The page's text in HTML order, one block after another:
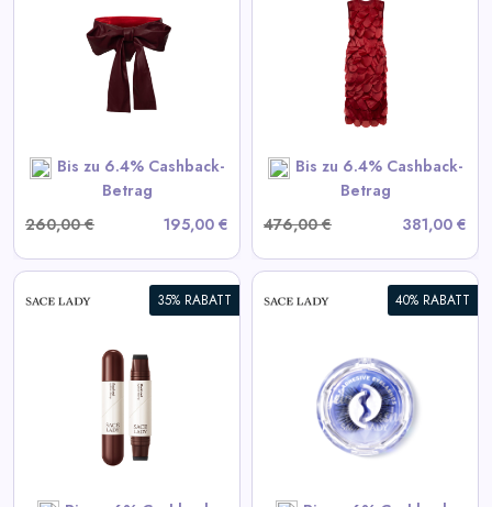
Bis zu 6.4% Cashback-
Betrag
260,00 €
195,00 €
Bis zu 6.4% Cashback-
Betrag
476,00 €
381,00 €
Bordeaux Kleid mit
voluminösen Elementen
View All LIKA Deals
SHOP NOW
35% RABATT 40% RABATT
Selbstklebende Wimpern
View All Sace Lady Deals